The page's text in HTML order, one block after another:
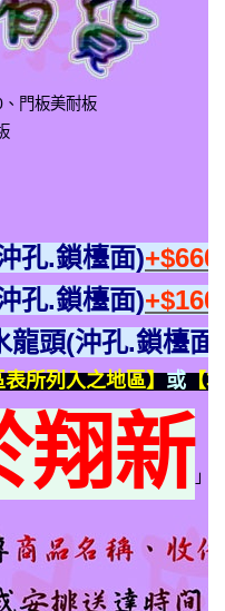
門板美耐板
孔.鎖檯面)
孔.鎖檯面)
頭(沖孔.鎖檯面)
所列入之地區】或【
翔新 」